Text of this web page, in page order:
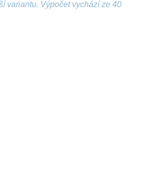
variantu. Výpočet vychází ze 40